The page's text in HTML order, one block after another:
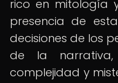
rico en mitología
presencia de
decisiones de los
de la
complejidad y